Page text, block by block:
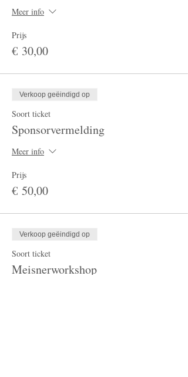
Meer info
Prijs
€ 30,00
Verkoop geëindigd op
Soort ticket
Sponsorvermelding
Meer info
Prijs
€ 50,00
Verkoop geëindigd op
Soort ticket
Meisnerworkshop